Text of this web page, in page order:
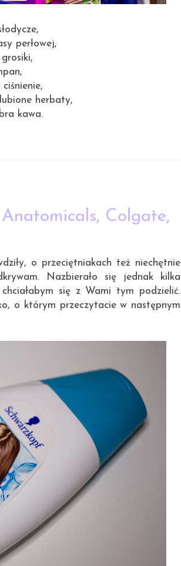
perłowej,
herbaty,
kawa.
Colgate,
o przeciętniakach też niechętnie
Nazbierało się jednak kilka
się z Wami tym podzielić.
o którym przeczytacie w następnym